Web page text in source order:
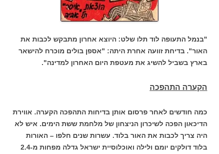
"בנמל התעופה לוד תלו שלט: היוצא אחרון מתבקש לכבות את
האור". בדיחת זוועה אחרת היתה: "אספן בולים מוכרח להישאר
בארץ בשביל להשיג את מעטפת היום האחרון למדינה".
הקערה התהפכה
כמה חודשים לאחר פרסום אותן בדיחות התהפכה הקערה. אווירת
הדיכאון הפכה לשיכרון הניצחון של מלחמת ששת הימים. איש לא
היה צריך לכבות את האור בלוד. עשרות שנים חלפו – האורות
בלוד דולקים יומם ולילה ואוכלוסיית ישראל גדלה מפחות מ-2.4